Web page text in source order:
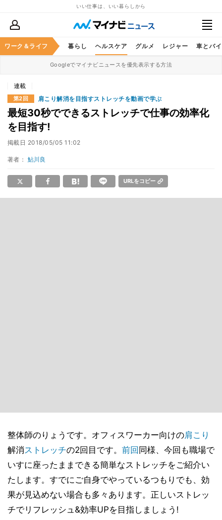
いい仕事は、いい暮らしから
ワーク＆ライフ
ススキル マネー 暮らし ヘルスケア グルメ レジャー 車とバ
Googleでマイナビニュースを優先表示する方法
連載
第2回 肩こり解消を目指すストレッチを動画で学ぶ
最短30秒でできるストレッチで仕事の効率化
を目指す!
掲載日 2018/05/05 11:02
著者： 鮎川良
URLをコピー
整体師のりょうです。オフィスワーカー向けの肩こり
解消ストレッチの2回目です。 前回 同様、今回も職場で
いすに座ったままできる簡単なストレッチをご紹介い
たします。すでにご自身でやっているつもりでも、効
果が見込めない場合も多々あります。正しいストレッ
チでリフレッシュ&効率UPを目指しましょう!